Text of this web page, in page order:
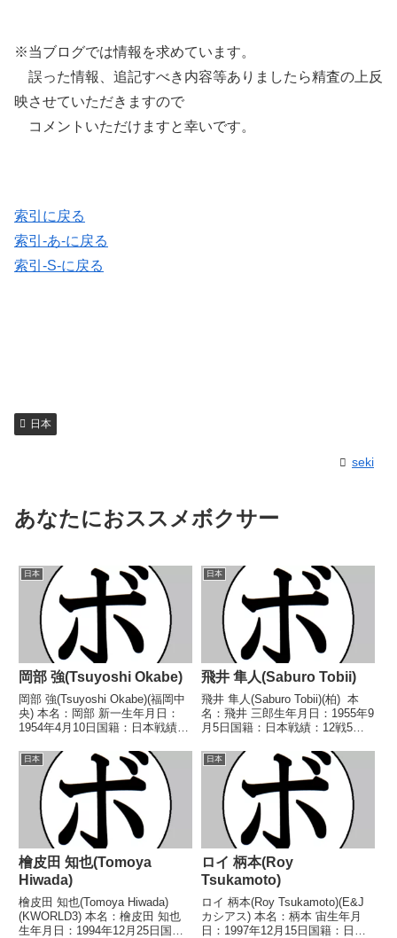
※当ブログでは情報を求めています。
誤った情報、追記すべき内容等ありましたら精査の上反
映させていただきますので
コメントいただけますと幸いです。
索引に戻る
索引-あ-に戻る
索引-S-に戻る
日本
seki
あなたにおススメボクサー
日本
岡部 強(Tsuyoshi Okabe)
岡部 強(Tsuyoshi Okabe)(福岡中
央) 本名：岡部 新一生年月日：
1954年4月10日国籍：日本戦績：
イトル】1972年度西部日本バン
タム級新人王第30代日本バンタ
ム級王座 【戦歴】1...
日本
飛井 隼人(Saburo Tobii)
飛井 隼人(Saburo Tobii)(柏) 本
名：飛井 三郎生年月日：1955年9
月5日国籍：日本戦績：12戦5勝
なし 【戦歴】1979/09/21 △4R
判定 (採点不明) 今井 次男(角海
老)...
日本
檜皮田 知也(Tomoya
Hiwada)
檜皮田 知也(Tomoya Hiwada)
(KWORLD3) 本名：檜皮田 知也
生年月日：1994年12月25日国
日本
ロイ 柄本(Roy
Tsukamoto)
ロイ 柄本(Roy Tsukamoto)(E&J
カシアス) 本名：柄本 宙生年月
日：1997年12月15日国籍：日本